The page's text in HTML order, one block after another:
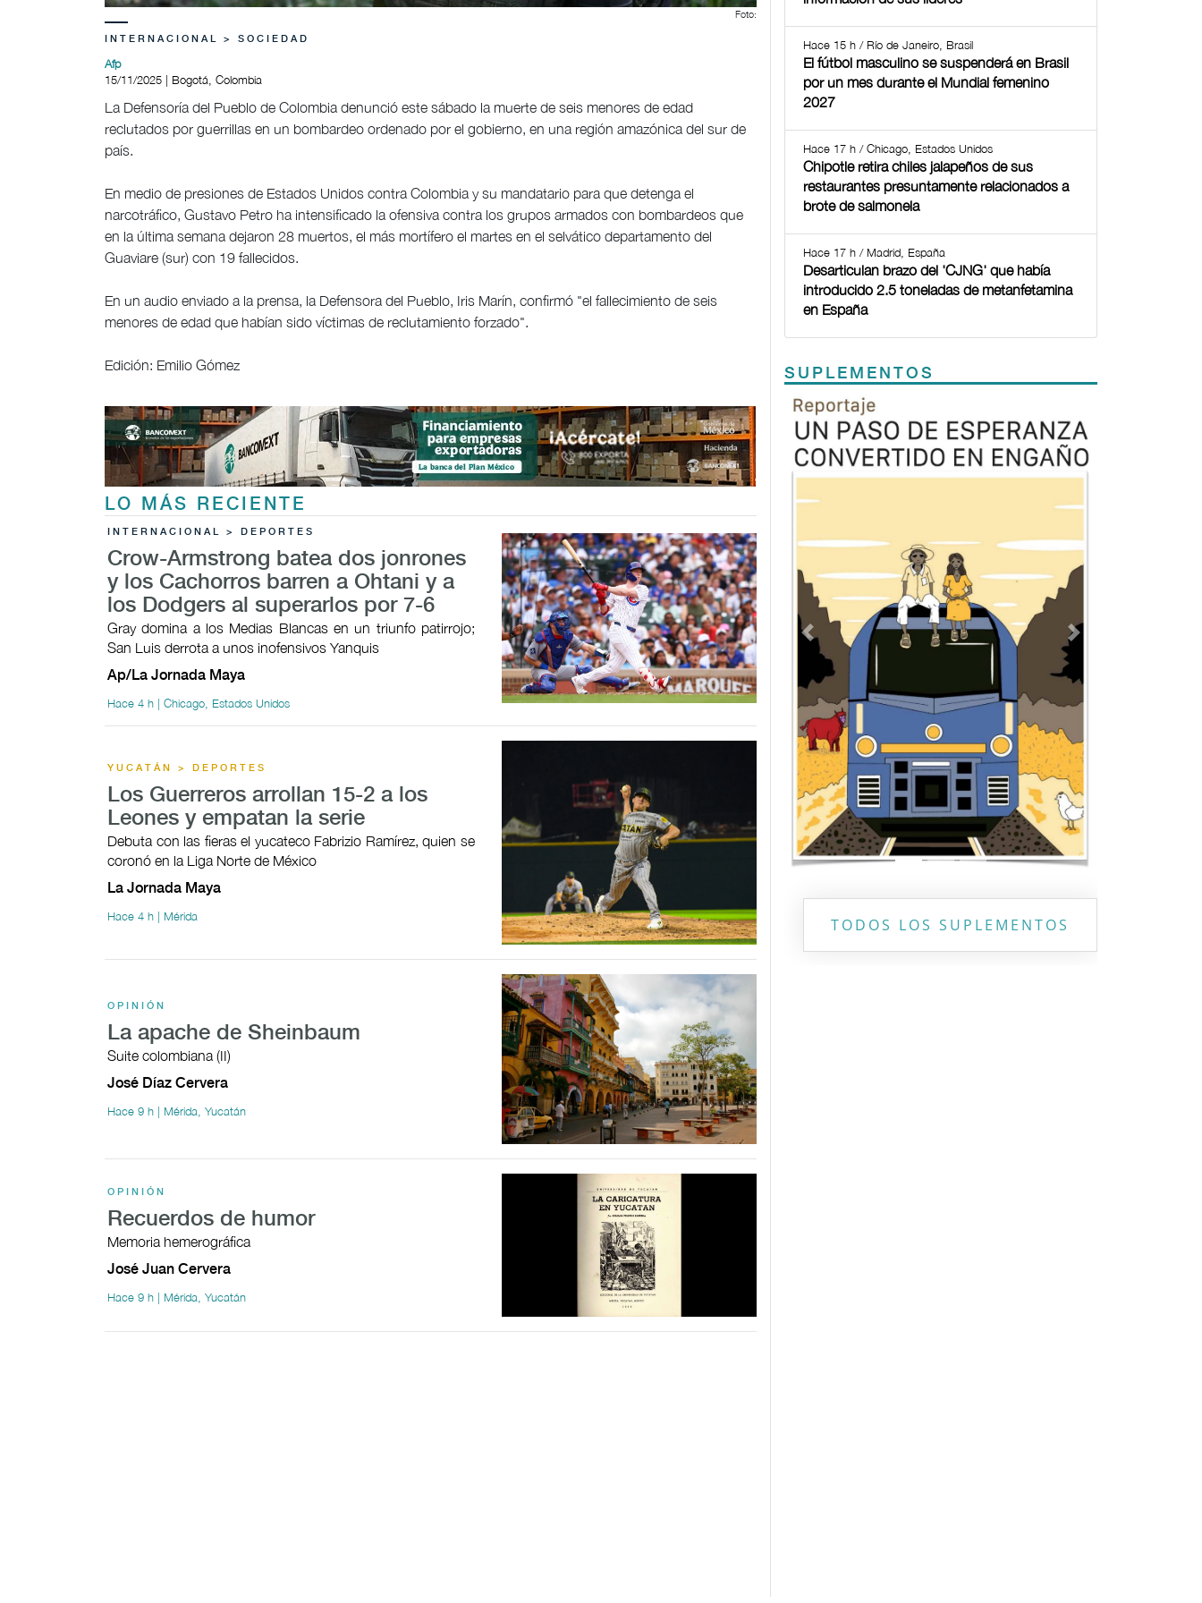
Foto:
INTERNACIONAL > SOCIEDAD
Afp
15/11/2025 | Bogotá, Colombia
La Defensoría del Pueblo de Colombia denunció este sábado la muerte de seis menores de edad
reclutados por guerrillas en un bombardeo ordenado por el gobierno, en una región amazónica del sur de
país.
En medio de presiones de Estados Unidos contra Colombia y su mandatario para que detenga el
narcotráfico, Gustavo Petro ha intensificado la ofensiva contra los grupos armados con bombardeos que
en la última semana dejaron 28 muertos, el más mortífero el martes en el selvático departamento del
Guaviare (sur) con 19 fallecidos.
En un audio enviado a la prensa, la Defensora del Pueblo, Iris Marín, confirmó "el fallecimiento de seis
menores de edad que habían sido víctimas de reclutamiento forzado".
Edición: Emilio Gómez
LO MÁS RECIENTE
INTERNACIONAL > DEPORTES
Crow-Armstrong batea dos jonrones
y los Cachorros barren a Ohtani y a
los Dodgers al superarlos por 7-6
Gray domina a los Medias Blancas en un triunfo patirrojo;
San Luis derrota a unos inofensivos Yanquis
Ap/La Jornada Maya
Hace 4 h | Chicago, Estados Unidos
YUCATÁN > DEPORTES
Los Guerreros arrollan 15-2 a los
Leones y empatan la serie
Debuta con las fieras el yucateco Fabrizio Ramírez, quien se
coronó en la Liga Norte de México
La Jornada Maya
Hace 4 h | Mérida
OPINIÓN
La apache de Sheinbaum
Suite colombiana (II)
José Díaz Cervera
Hace 9 h | Mérida, Yucatán
OPINIÓN
Recuerdos de humor
Memoria hemerográfica
José Juan Cervera
Hace 9 h | Mérida, Yucatán
Hace 15 h / Río de Janeiro, Brasil
El fútbol masculino se suspenderá en Brasil
por un mes durante el Mundial femenino
2027
Hace 17 h / Chicago, Estados Unidos
Chipotle retira chiles jalapeños de sus
restaurantes presuntamente relacionados a
brote de salmonela
Hace 17 h / Madrid, España
Desarticulan brazo del 'CJNG' que había
introducido 2.5 toneladas de metanfetamina
en España
SUPLEMENTOS
Previous Next
TODOS LOS SUPLEMENTOS